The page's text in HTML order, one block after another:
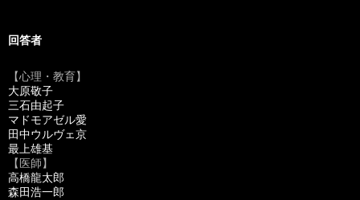
回答者
【心理・教育】
大原敬子
三石由起子
マドモアゼル愛
田中ウルヴェ京
最上雄基
【医師】
高橋龍太郎
森田浩一郎